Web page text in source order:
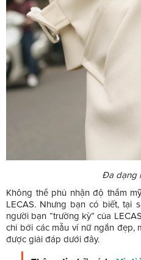
Đa dạng
Không thể phủ nhận độ thẩm
LECAS. Nhưng bạn có biết, tại
người bạn “trường kỳ” của
chỉ bởi các mẫu ví nữ ngắn đẹp,
được giải đáp dưới đây.